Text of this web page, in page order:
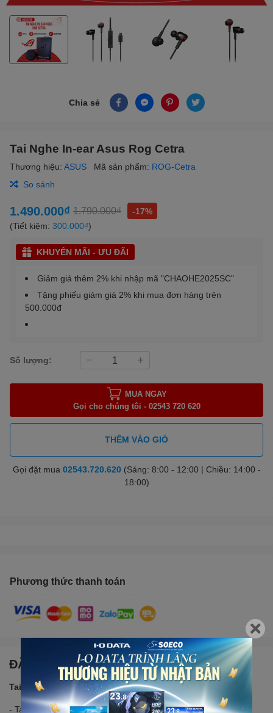
Chia sẻ
Tai Nghe In-ear Asus Rog Cetra
Thương hiệu: ASUS Mã sản phẩm: ROG-Cetra
So sánh
1.490.000₫ 1.790.000₫
-17%
(Tiết kiệm: 300.000₫)
KHUYẾN MÃI - ƯU ĐÃI
Giảm giá thêm 2% khi nhập mã "CHAOHE2025SC"
Tặng phiếu giảm giá 2% khi mua đơn hàng trên
500.000đ
Số lượng:
MUA NGAY
Gọi cho chúng tôi - 02543 720 620
THÊM VÀO GIỎ
Gọi đặt mua 02543.720.620(Sáng: 8:00 - 12:00 | Chiều: 14:00 -
18:00)
Phương thức thanh toán
ĐẶC ĐIỂM NỔI BẬT
Tai nghe in-ear Gaming ROG Cetra
- Tai kết nối USB Type-C rất phổ biến hiện nay